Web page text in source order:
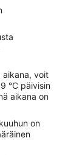
aikana, voit
°C päivisin
aikana on
on